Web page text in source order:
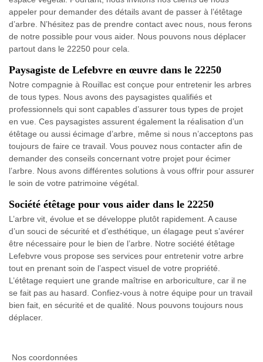
appeler pour demander des détails avant de passer à l’étêtage
d’arbre. N’hésitez pas de prendre contact avec nous, nous ferons
de notre possible pour vous aider. Nous pouvons nous déplacer
partout dans le 22250 pour cela.
Paysagiste de Lefebvre en œuvre dans le 22250
Notre compagnie à Rouillac est conçue pour entretenir les arbres
de tous types. Nous avons des paysagistes qualifiés et
professionnels qui sont capables d’assurer tous types de projet
en vue. Ces paysagistes assurent également la réalisation d’un
étêtage ou aussi écimage d’arbre, même si nous n’acceptons pas
toujours de faire ce travail. Vous pouvez nous contacter afin de
demander des conseils concernant votre projet pour écimer
l’arbre. Nous avons différentes solutions à vous offrir pour assurer
le soin de votre patrimoine végétal.
Société étêtage pour vous aider dans le 22250
L’arbre vit, évolue et se développe plutôt rapidement. A cause
d’un souci de sécurité et d’esthétique, un élagage peut s’avérer
être nécessaire pour le bien de l’arbre. Notre société étêtage
Lefebvre vous propose ses services pour entretenir votre arbre
tout en prenant soin de l’aspect visuel de votre propriété.
L’étêtage requiert une grande maîtrise en arboriculture, car il ne
se fait pas au hasard. Confiez-vous à notre équipe pour un travail
bien fait, en sécurité et de qualité. Nous pouvons toujours nous
déplacer.
Nos coordonnées